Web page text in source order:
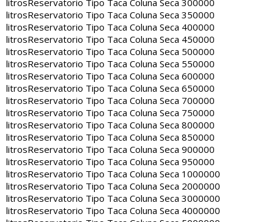
litrosReservatorio Tipo Taca Coluna Seca 300000
litrosReservatorio Tipo Taca Coluna Seca 350000
litrosReservatorio Tipo Taca Coluna Seca 400000
litrosReservatorio Tipo Taca Coluna Seca 450000
litrosReservatorio Tipo Taca Coluna Seca 500000
litrosReservatorio Tipo Taca Coluna Seca 550000
litrosReservatorio Tipo Taca Coluna Seca 600000
litrosReservatorio Tipo Taca Coluna Seca 650000
litrosReservatorio Tipo Taca Coluna Seca 700000
litrosReservatorio Tipo Taca Coluna Seca 750000
litrosReservatorio Tipo Taca Coluna Seca 800000
litrosReservatorio Tipo Taca Coluna Seca 850000
litrosReservatorio Tipo Taca Coluna Seca 900000
litrosReservatorio Tipo Taca Coluna Seca 950000
litrosReservatorio Tipo Taca Coluna Seca 1000000
litrosReservatorio Tipo Taca Coluna Seca 2000000
litrosReservatorio Tipo Taca Coluna Seca 3000000
litrosReservatorio Tipo Taca Coluna Seca 4000000